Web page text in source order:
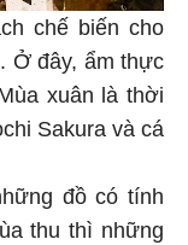
chế biến cho
Ở đây, ẩm thực
xuân là thời
Sakura và cá
đồ có tính
thu thì những